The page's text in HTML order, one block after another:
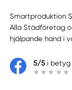
Smartproduktion
Alla Städföretag
hjälpande hand i
5/5i betyg